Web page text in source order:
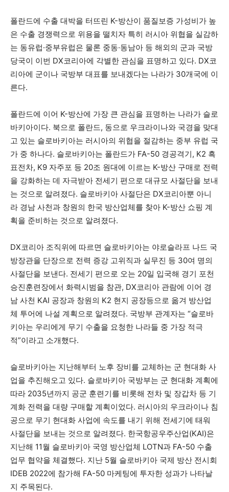
폴란드에 수출 대박을 터뜨린 K-방산이 품질보증 가성비가 높
은 수출 경쟁력으로 위용을 떨치자 특히 러시아 위협을 실감하
는 동유럽·중부유럽은 물론 중동·동남아 등 해외의 군과 국방
당국이 이번 DX코리아에 각별한 관심을 표명하고 있다. DX코
리아에 군이나 국방부 대표를 보내겠다는 나라가 30개국에 이
른다.
폴란드에 이어 K-방산에 가장 큰 관심을 표명하는 나라가 슬로
바키아이다. 북으로 폴란드, 동으로 우크라이나와 국경을 맞대
고 있는 슬로바키아는 러시아의 위협을 절감하는 중부 유럽 국
가 중 하나다. 슬로바키아는 폴란드가 FA-50 경공격기, K2 흑
표전차, K9 자주포 등 20조 원대에 이르는 K-방산 구매로 전력
을 강화하는 데 자극받아 전세기 편으로 대규모 사절단을 보내
는 것으로 알려졌다. 슬로바키아 사절단은 DX코리아뿐 아니
라 경남 사천과 창원의 한국 방산업체를 찾아 K-방산 쇼핑 계
획을 준비하는 것으로 알려졌다.
DX코리아 조직위에 따르면 슬로바키아는 야로슬라프 나드 국
방장관을 단장으로 전력 증강 고위직과 실무진 등 30여 명의
사절단을 보낸다. 전세기 편으로 오는 20일 입국해 경기 포천
승진훈련장에서 화력시범을 참관, DX코리아 관람에 이어 경
남 사천 KAI 공장과 창원의 K2 현지 공장등으로 옮겨 방산업
체 투어에 나설 계획으로 알려졌다. 국방부 관계자는 “슬로바
키아는 우리에게 무기 수출을 요청한 나라들 중 가장 적극
적”이라고 소개했다.
슬로바키아는 지난해부터 노후 장비를 교체하는 군 현대화 사
업을 추진해오고 있다. 슬로바키아 국방부는 군 현대화 계획에
따라 2035년까지 공군 훈련기를 비롯해 전차 및 장갑차 등 기
계화 전력을 대량 구매할 계획이었다. 러시아의 우크라이나 침
공으로 무기 현대화 사업에 속도를 내기 위해 전세기에 태워
사절단을 보내는 것으로 알려졌다. 한국항공우주산업(KAI)은
지난해 11월 슬로바키아 국영 방산업체 LOTN과 FA-50 수출
업무 협약을 체결했다. 지난 5월 슬로바키아 국제 방산 전시회
IDEB 2022에 참가해 FA-50 마케팅에 투자한 성과가 나타날
지 주목된다.